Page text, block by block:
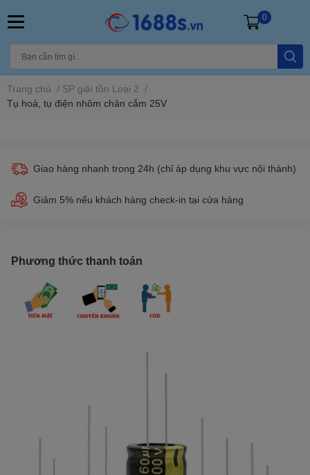
0
Trang chủ / SP giải tồn Loại 2 /
Tụ hoá, tụ điện nhôm chân cắm 25V
Giao hàng nhanh trong 24h (chỉ áp dụng khu vực nội thành)
Giảm 5% nếu khách hàng check-in tại cửa hàng
Phương thức thanh toán